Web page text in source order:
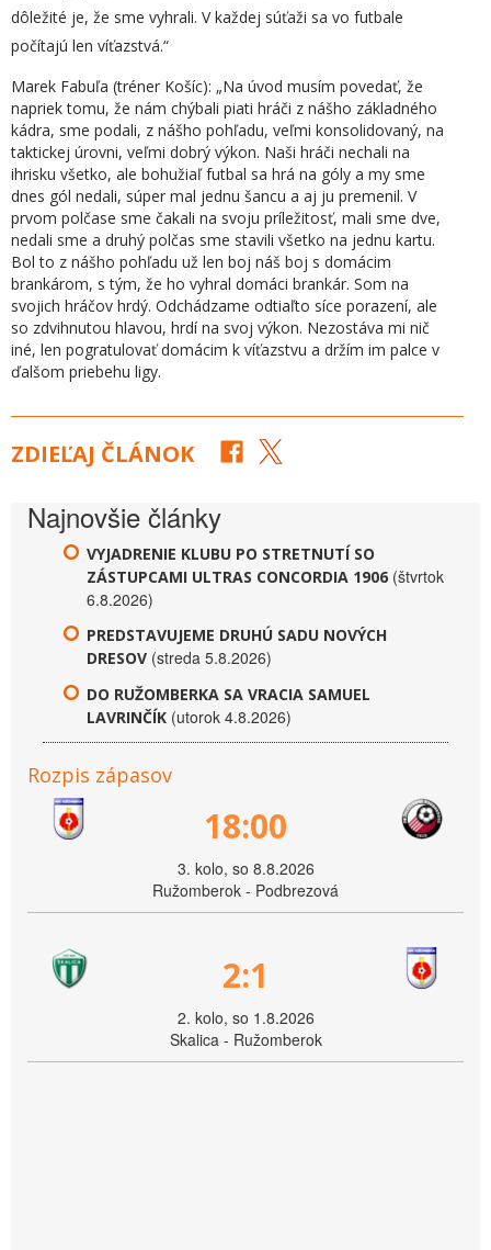
dôležité je, že sme vyhrali. V každej súťaži sa vo futbale
počítajú len víťazstvá.“
Marek Fabuľa (tréner Košíc): „Na úvod musím povedať, že
napriek tomu, že nám chýbali piati hráči z nášho základného
kádra, sme podali, z nášho pohľadu, veľmi konsolidovaný, na
taktickej úrovni, veľmi dobrý výkon. Naši hráči nechali na
ihrisku všetko, ale bohužiaľ futbal sa hrá na góly a my sme
dnes gól nedali, súper mal jednu šancu a aj ju premenil. V
prvom polčase sme čakali na svoju príležitosť, mali sme dve,
nedali sme a druhý polčas sme stavili všetko na jednu kartu.
Bol to z nášho pohľadu už len boj náš boj s domácim
brankárom, s tým, že ho vyhral domáci brankár. Som na
svojich hráčov hrdý. Odchádzame odtiaľto síce porazení, ale
so zdvihnutou hlavou, hrdí na svoj výkon. Nezostáva mi nič
iné, len pogratulovať domácim k víťazstvu a držím im palce v
ďalšom priebehu ligy.
ZDIEĽAJ ČLÁNOK
Najnovšie články
VYJADRENIE KLUBU PO STRETNUTÍ SO
ZÁSTUPCAMI ULTRAS CONCORDIA 1906 (štvrtok
6.8.2026)
PREDSTAVUJEME DRUHÚ SADU NOVÝCH
DRESOV (streda 5.8.2026)
DO RUŽOMBERKA SA VRACIA SAMUEL
LAVRINČÍK (utorok 4.8.2026)
Rozpis zápasov
18:00
3. kolo, so 8.8.2026
Ružomberok - Podbrezová
2:1
2. kolo, so 1.8.2026
Skalica - Ružomberok